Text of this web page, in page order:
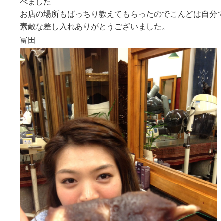
べました
お店の場所もばっちり教えてもらったのでこんどは自分
素敵な差し入れありがとうございました。
富田